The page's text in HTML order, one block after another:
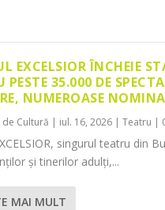
EXCELSIOR ÎNCHEIE
PESTE 35.000 DE
NUMEROASE
de Cultură | iul. 16, 2026| Teatru |
singurul teatru din
și tinerilor adulți,...
MAI MULT